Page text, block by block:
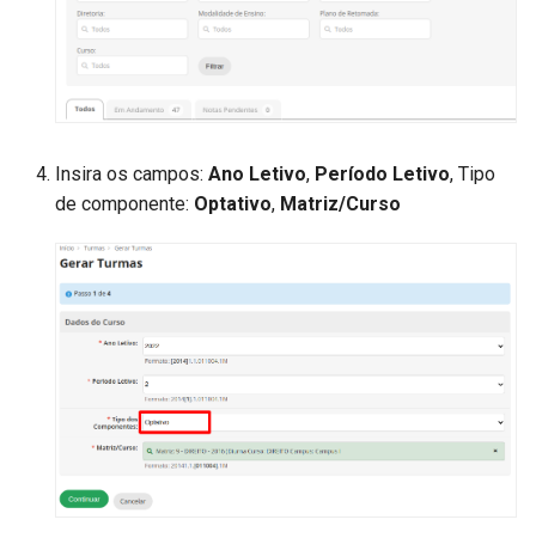
Insira os campos: Ano Letivo​, Período Letivo​, Tipo
de componente: Optativo​, Matriz/Curso